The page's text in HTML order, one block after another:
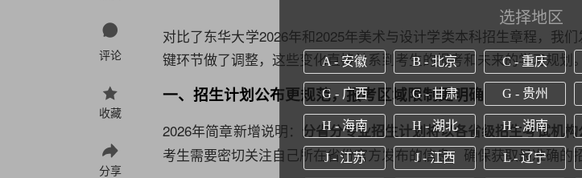
评论
收藏
分享
对比了东华大学2026年和2025年美术与设计学类本科招生章程，我
键环节做了调整，这些变化直接关系到考生的报考和未来的学习规划。
一、招生计划公布更规范，报考区域限制更明确
2026年简章新增说明： 分省分专业招生计划将以各省级招生考试机
考生需要密切关注自己所在省份官方发布的信息，确保获取最准确的
选择地区
A - 安徽 B - 北京 C - 重庆
G - 广西 G - 甘肃 G - 贵州
H - 海南 H - 湖北 H - 湖南
J - 江苏 J - 江西 L - 辽宁